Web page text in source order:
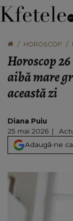
HOROSCOP
Horoscop
aibă mare
această zi
Diana Puiu
25 mai 2026
Adaugă-ne